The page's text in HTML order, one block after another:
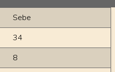
Sebe
34
8